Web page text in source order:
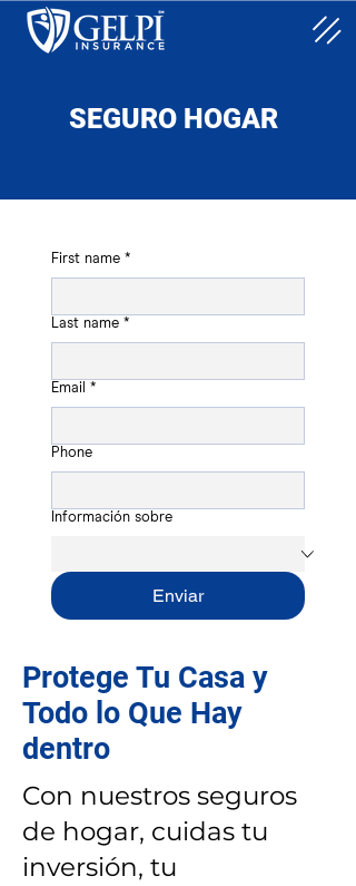
SEGURO HOGAR
First name *
Last name *
Email *
Phone
Información sobre
Enviar
Protege Tu Casa y
Todo lo Que Hay
dentro
Con nuestros seguros
de hogar, cuidas tu
inversión, tu